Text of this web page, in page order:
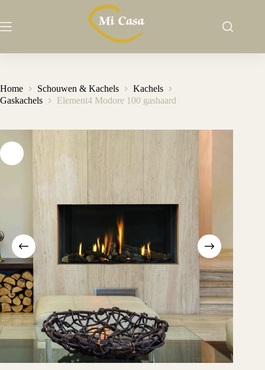
de
Home Schouwen & Kachels
Kachels
Gaskachels
Element4 Modore 100 gashaard